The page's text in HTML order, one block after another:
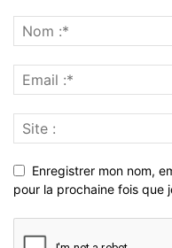
Enregistrer mon nom,
pour la prochaine fois que